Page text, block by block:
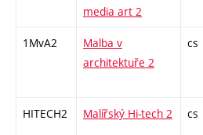
media art 2
1MvA2
Malba v
architektuře 2
cs
HITECH2 Malířský Hi-tech 2 cs